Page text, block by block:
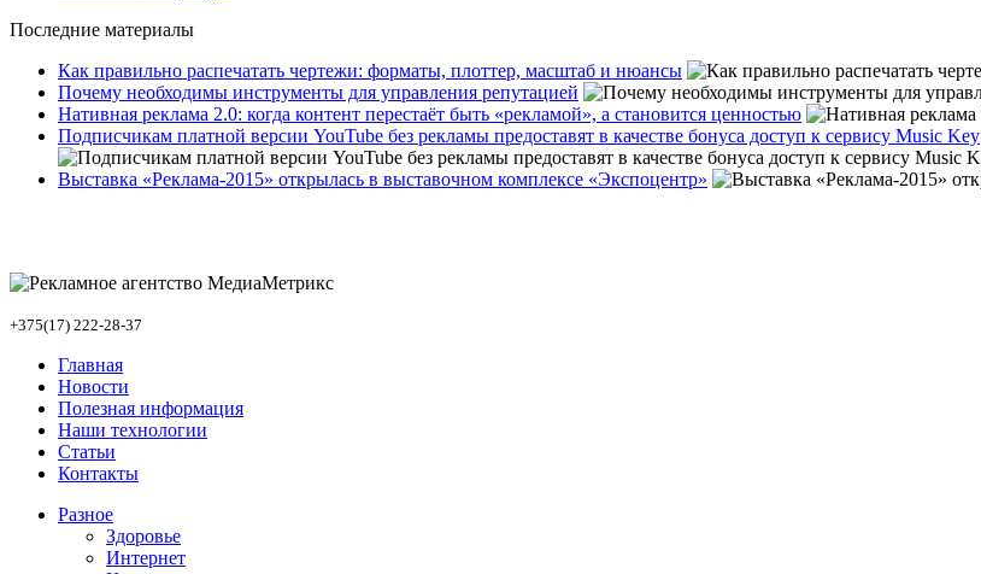
Последние материалы
Как правильно распечатать чертежи: форматы, плоттер, масштаб и нюансы
Почему необходимы инструменты для управления репутацией
Нативная реклама 2.0: когда контент перестаёт быть «рекламой», а становится ценностью
Подписчикам платной версии YouTube без рекламы предоставят в качестве бонуса доступ к сервису Music Key
Выставка «Реклама-2015» открылась в выставочном комплексе «Экспоцентр»
+375(17) 222-28-37
Главная
Новости
Полезная информация
Наши технологии
Статьи
Контакты
Разное
Здоровье
Интернет